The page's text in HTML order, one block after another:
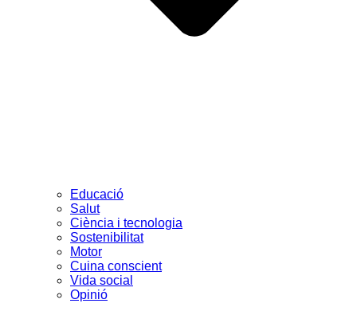
Educació
Salut
Ciència i tecnologia
Sostenibilitat
Motor
Cuina conscient
Vida social
Opinió